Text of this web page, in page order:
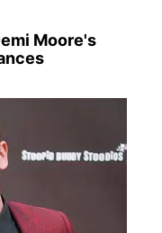
Moore's